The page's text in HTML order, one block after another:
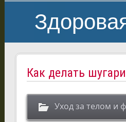
Как делать
Уход за телом и